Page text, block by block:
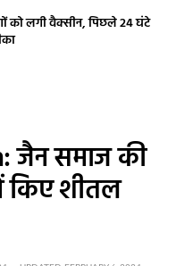
को लगी वैक्सीन, पिछले 24 घंटे
जैन समाज की
किए शीतल